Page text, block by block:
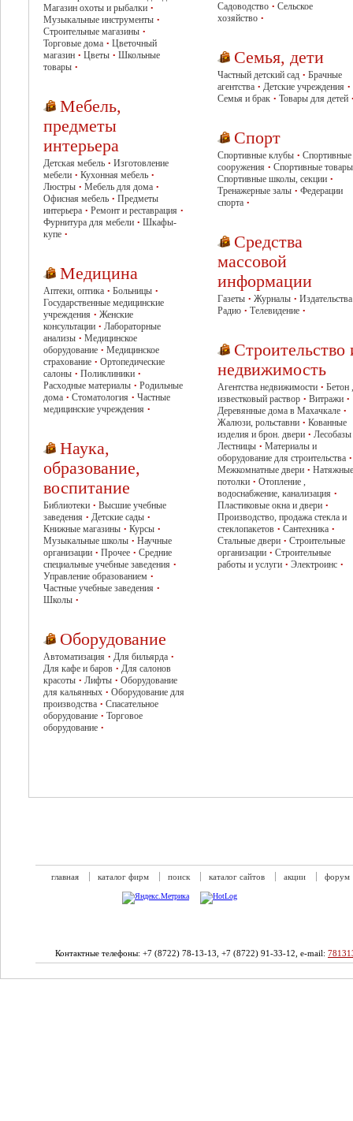
Магазин охоты и рыбалки •
Музыкальные инструменты •
Строительные магазины •
Торговые дома • Цветочный
магазин • Цветы • Школьные
товары •
Мебель,
предметы
интерьера
Детская мебель • Изготовление
мебели • Кухонная мебель •
Люстры • Мебель для дома •
Офисная мебель • Предметы
интерьера • Ремонт и реставрация •
Фурнитура для мебели • Шкафы-
купе •
Медицина
Аптеки, оптика • Больницы •
Государственные медицинские
учреждения • Женские
консультации • Лабораторные
анализы • Медицинское
оборудование • Медицинское
страхование • Ортопедические
салоны • Поликлиники •
Расходные материалы • Родильные
дома • Стоматология • Частные
медицинские учреждения •
Наука,
образование,
воспитание
Библиотеки • Высшие учебные
заведения • Детские сады •
Книжные магазины • Курсы •
Музыкальные школы • Научные
организации • Прочее • Средние
специальные учебные заведения •
Управление образованием •
Частные учебные заведения •
Школы •
Оборудование
Автоматизация • Для бильярда •
Для кафе и баров • Для салонов
красоты • Лифты • Оборудование
для кальянных • Оборудование для
производства • Спасательное
оборудование • Торговое
оборудование •
Садоводство • Сельское
хозяйство •
Семья, дети
Частный детский сад • Брачные
агентства • Детские учреждения •
Семья и брак • Товары для детей
Спорт
Спортивные клубы • Спортивные
сооружения • Спортивные товары
Спортивные школы, секции •
Тренажерные залы • Федерации
спорта •
Средства
массовой
информации
Газеты • Журналы • Издательства
Радио • Телевидение •
Строительство
недвижимость
Агентства недвижимости • Бетон ,
известковый раствор • Витражи •
Деревянные дома в Махачкале •
Жалюзи, рольставни • Кованные
изделия и брон. двери • Лесобазы
Лестницы • Материалы и
оборудование для строительства •
Межкомнатные двери • Натяжные
потолки • Отопление ,
водоснабжение, канализация •
Пластиковые окна и двери •
Производство, продажа стекла и
стеклопакетов • Сантехника •
Стальные двери • Строительные
организации • Строительные
работы и услуги • Электроинс •
главная каталог фирм поиск каталог сайтов акции форум
Контактные телефоны: +7 (8722) 78-13-13, +7 (8722) 91-33-12, e-mail: